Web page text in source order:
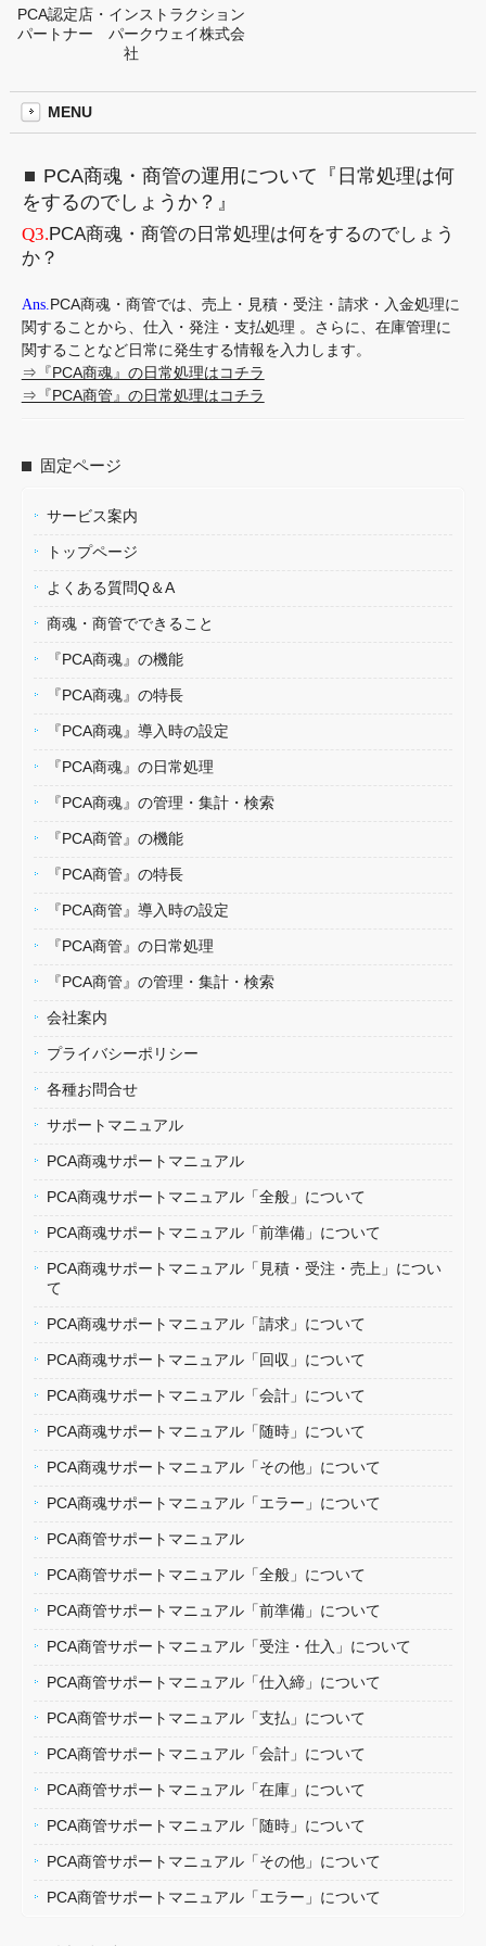
PCA認定店・インストラクション
パートナー パークウェイ株式会
社
MENU
PCA商魂・商管の運用について『日常処理は何
をするのでしょうか？』
Q3.PCA商魂・商管の日常処理は何をするのでしょう
か？
Ans. PCA商魂・商管では、売上・見積・受注・請求・入金処理に
関することから、仕入・発注・支払処理 。さらに、在庫管理に
関することなど日常に発生する情報を入力します。
⇒『PCA商魂』の日常処理はコチラ
⇒『PCA商管』の日常処理はコチラ
固定ページ
サービス案内
トップページ
よくある質問Q＆A
商魂・商管でできること
『PCA商魂』の機能
『PCA商魂』の特長
『PCA商魂』導入時の設定
『PCA商魂』の日常処理
『PCA商魂』の管理・集計・検索
『PCA商管』の機能
『PCA商管』の特長
『PCA商管』導入時の設定
『PCA商管』の日常処理
『PCA商管』の管理・集計・検索
会社案内
プライバシーポリシー
各種お問合せ
サポートマニュアル
PCA商魂サポートマニュアル
PCA商魂サポートマニュアル「全般」について
PCA商魂サポートマニュアル「前準備」について
PCA商魂サポートマニュアル「見積・受注・売上」につい
て
PCA商魂サポートマニュアル「請求」について
PCA商魂サポートマニュアル「回収」について
PCA商魂サポートマニュアル「会計」について
PCA商魂サポートマニュアル「随時」について
PCA商魂サポートマニュアル「その他」について
PCA商魂サポートマニュアル「エラー」について
PCA商管サポートマニュアル
PCA商管サポートマニュアル「全般」について
PCA商管サポートマニュアル「前準備」について
PCA商管サポートマニュアル「受注・仕入」について
PCA商管サポートマニュアル「仕入締」について
PCA商管サポートマニュアル「支払」について
PCA商管サポートマニュアル「会計」について
PCA商管サポートマニュアル「在庫」について
PCA商管サポートマニュアル「随時」について
PCA商管サポートマニュアル「その他」について
PCA商管サポートマニュアル「エラー」について